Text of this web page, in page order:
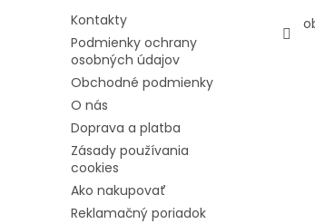
Kontakty
Podmienky ochrany
osobných údajov
Obchodné podmienky
O nás
Doprava a platba
Zásady používania
cookies
Ako nakupovať
Reklamačný poriadok